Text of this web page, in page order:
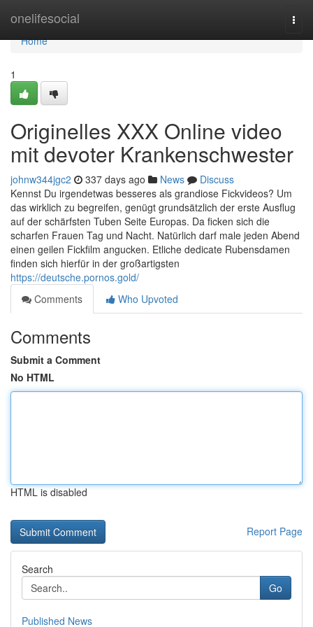
onelifesocial
Home
Home
1
Originelles XXX Online video
mit devoter Krankenschwester
johnw344jgc2 337 days ago News
Discuss
Kennst Du irgendetwas besseres als grandiose Fickvideos? Um
das wirklich zu begreifen, genügt grundsätzlich der erste Ausflug
auf der schärfsten Tuben Seite Europas. Da ficken sich die
scharfen Frauen Tag und Nacht. Natürlich darf male jeden Abend
einen geilen Fickfilm angucken. Etliche dedicate Rubensdamen
finden sich hierfür in der großartigsten
https://deutsche.pornos.gold/
Comments
Who Upvoted
Comments
Submit a Comment
No HTML
HTML is disabled
Report Page
Search
Go
Published News